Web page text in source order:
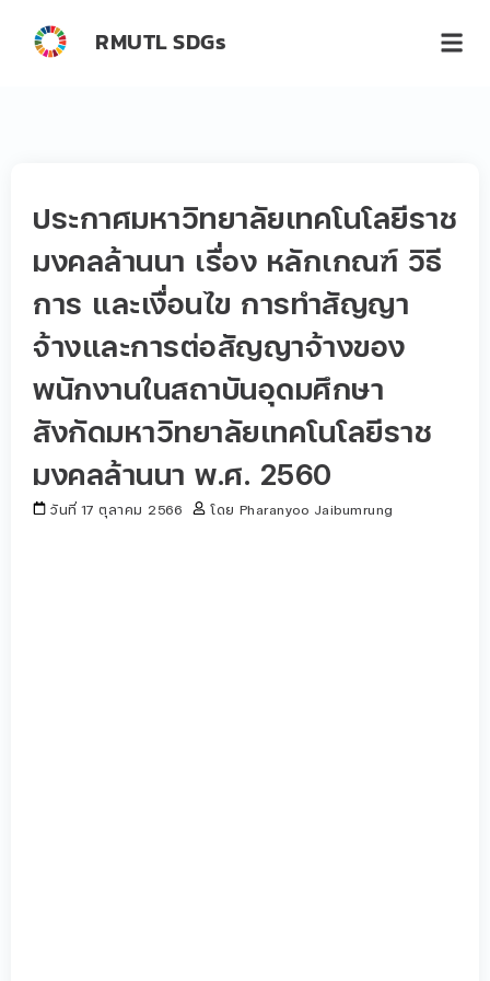
RMUTL SDGs
ประกาศมหาวิทยาลัยเทคโนโลยีราช
มงคลล้านนา เรื่อง หลักเกณฑ์ วิธี
การ และเงื่อนไข การทำสัญญา
จ้างและการต่อสัญญาจ้างของ
พนักงานในสถาบันอุดมศึกษา
สังกัดมหาวิทยาลัยเทคโนโลยีราช
มงคลล้านนา พ.ศ. 2560
วันที่ 17 ตุลาคม 2566 โดย Pharanyoo Jaibumrung